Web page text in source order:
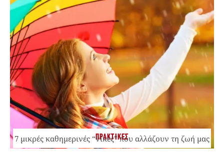
ΠΡΑΚΤΙΚΕΣ
7 μικρές καθημερινές “νίκες” που αλλάζουν τη ζωή μας